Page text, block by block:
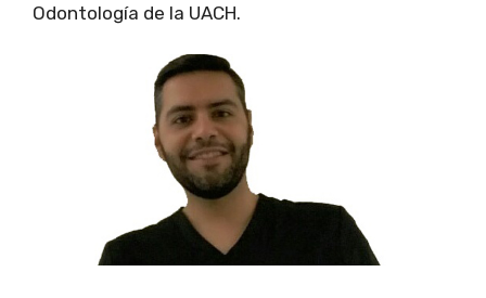
Odontología de la UACH.